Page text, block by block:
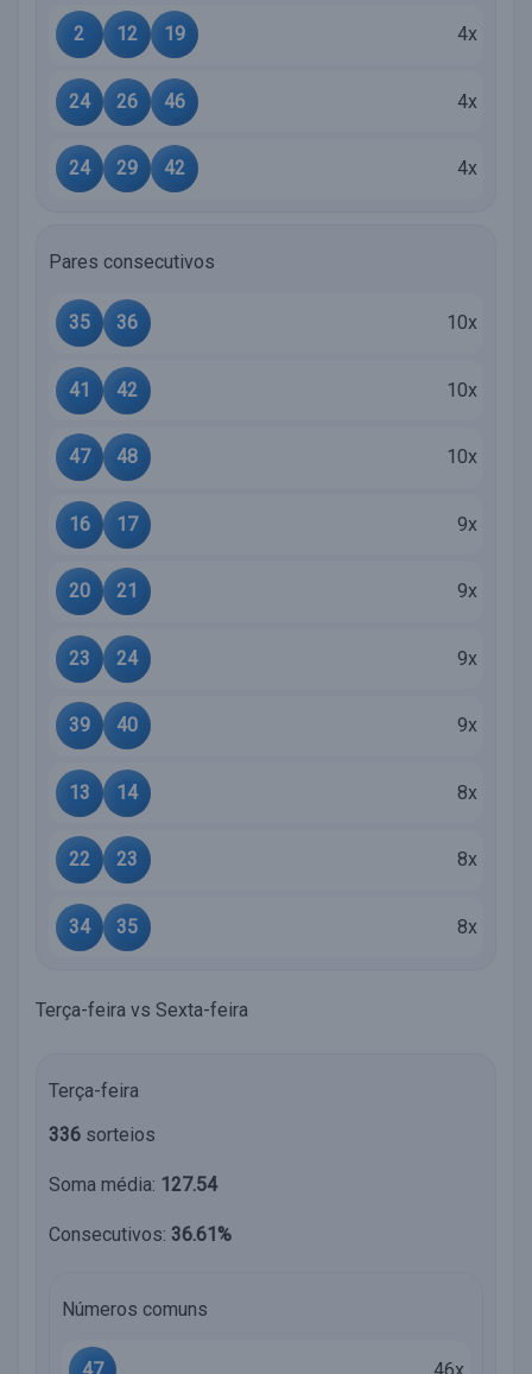
2 12 19 4x
24 26 46 4x
24 29 42 4x
Pares consecutivos
35 36 10x
41 42 10x
47 48 10x
16 17 9x
20 21 9x
23 24 9x
39 40 9x
13 14 8x
22 23 8x
34 35 8x
Terça-feira vs Sexta-feira
Terça-feira
336 sorteios
Soma média: 127.54
Consecutivos: 36.61%
Números comuns